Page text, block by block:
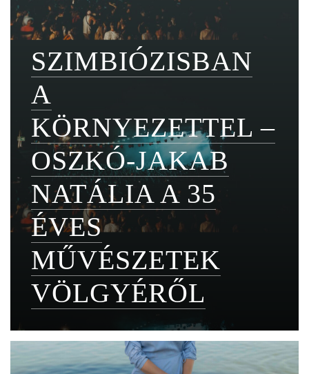
SZIMBIÓZISBAN
A
KÖRNYEZETTEL –
OSZKÓ-JAKAB
NATÁLIA A 35
ÉVES
MŰVÉSZETEK
VÖLGYÉRŐL